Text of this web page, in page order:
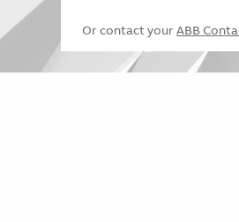
Or contact your ABB